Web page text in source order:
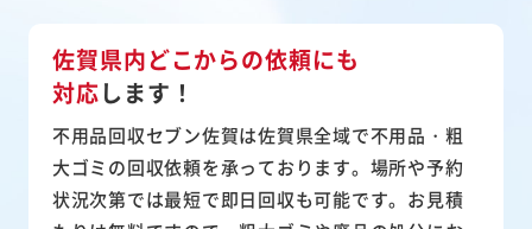
佐賀県内どこからの依頼にも
対応します！
不用品回収セブン佐賀は佐賀県全域で不用品・粗
大ゴミの回収依頼を承っております。場所や予約
状況次第では最短で即日回収も可能です。お見積